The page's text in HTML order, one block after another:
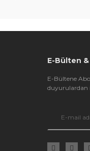
E-Bülten
E-Bültene
duyurulardan